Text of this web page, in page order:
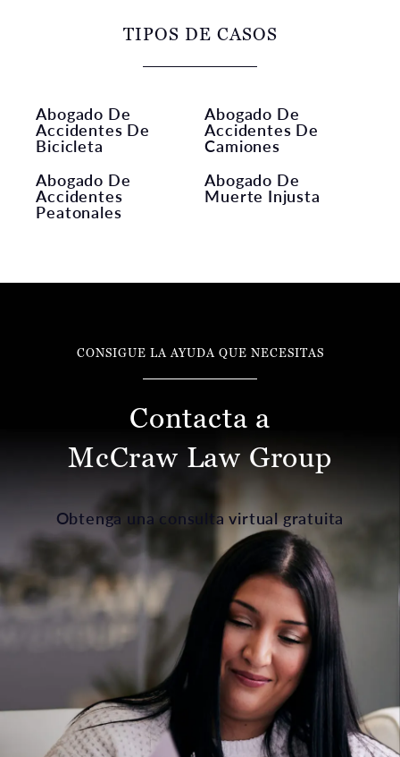
TIPOS DE CASOS
Abogado De
Accidentes De
Bicicleta
Abogado De
Accidentes De
Camiones
Abogado De
Accidentes
Peatonales
Abogado De
Muerte Injusta
CONSIGUE LA AYUDA QUE NECESITAS
Contacta a
McCraw Law Group
Obtenga una consulta virtual gratuita